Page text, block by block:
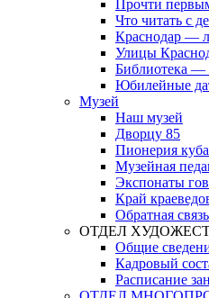
Прочти
Что читать с
Краснодар —
Улицы
Библиотека —
Юбилейные
Музей
Наш музей
Дворцу 85
Пионерия
Музейная
Экспонаты
Край
Обратная связь
ОТДЕЛ
Общие
Кадровый
Расписание